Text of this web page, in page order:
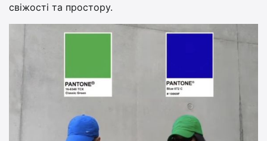
свіжості та простору.